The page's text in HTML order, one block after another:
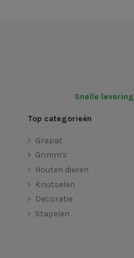
Snelle levering
Top categorieën
Grapat
Grimm's
Houten dieren
Knutselen
Decoratie
Stapelen